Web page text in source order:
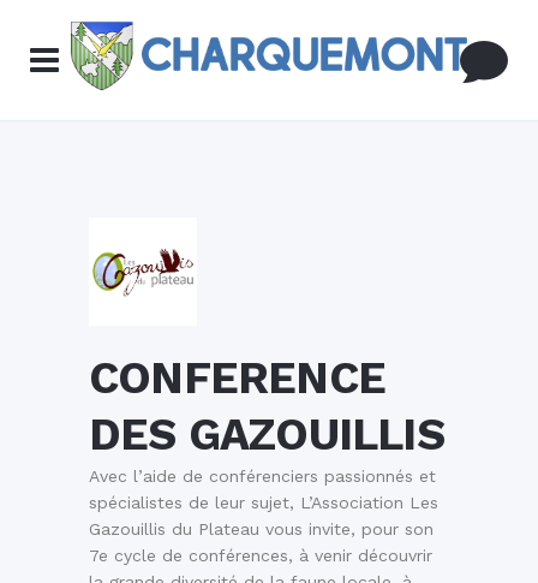
CONFERENCE
DES GAZOUILLIS
Avec l’aide de conférenciers passionnés et
spécialistes de leur sujet, L’Association Les
Gazouillis du Plateau vous invite, pour son
7e cycle de conférences, à venir découvrir